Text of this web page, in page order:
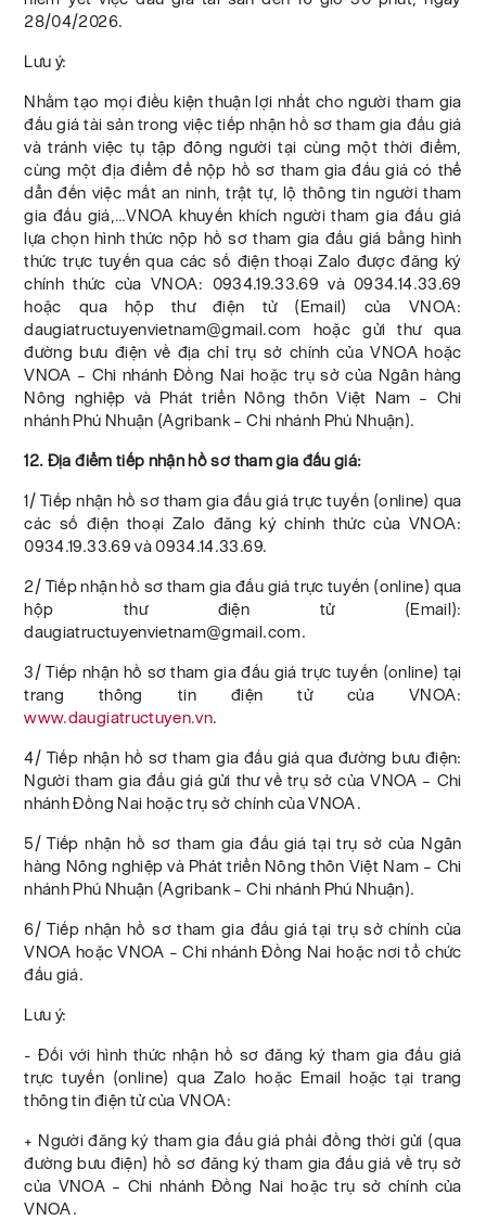
28/04/2026.
Lưu ý:
Nhằm tạo mọi điều kiện thuận lợi nhất cho người tham gia
đấu giá tài sản trong việc tiếp nhận hồ sơ tham gia đấu giá
và tránh việc tụ tập đông người tại cùng một thời điểm,
cùng một địa điểm để nộp hồ sơ tham gia đấu giá có thể
dẫn đến việc mất an ninh, trật tự, lộ thông tin người tham
gia đấu giá,…VNOA khuyến khích người tham gia đấu giá
lựa chọn hình thức nộp hồ sơ tham gia đấu giá bằng hình
thức trực tuyến qua các số điện thoại Zalo được đăng ký
chính thức của VNOA: 0934.19.33.69 và 0934.14.33.69
hoặc qua hộp thư điện tử (Email) của VNOA:
daugiatructuyenvietnam@gmail.com hoặc gửi thư qua
đường bưu điện về địa chỉ trụ sở chính của VNOA hoặc
VNOA – Chi nhánh Đồng Nai hoặc trụ sở của Ngân hàng
Nông nghiệp và Phát triển Nông thôn Việt Nam – Chi
nhánh Phú Nhuận (Agribank – Chi nhánh Phú Nhuận).
12. Địa điểm tiếp nhận hồ sơ tham gia đấu giá:
1/ Tiếp nhận hồ sơ tham gia đấu giá trực tuyến (online) qua
các số điện thoại Zalo đăng ký chính thức của VNOA:
0934.19.33.69 và 0934.14.33.69.
2/ Tiếp nhận hồ sơ tham gia đấu giá trực tuyến (online) qua
hộp thư điện tử (Email):
daugiatructuyenvietnam@gmail.com.
3/ Tiếp nhận hồ sơ tham gia đấu giá trực tuyến (online) tại
trang thông tin điện tử của VNOA:
www.daugiatructuyen.vn.
4/ Tiếp nhận hồ sơ tham gia đấu giá qua đường bưu điện:
Người tham gia đấu giá gửi thư về trụ sở của VNOA – Chi
nhánh Đồng Nai hoặc trụ sở chính của VNOA.
5/ Tiếp nhận hồ sơ tham gia đấu giá tại trụ sở của Ngân
hàng Nông nghiệp và Phát triển Nông thôn Việt Nam – Chi
nhánh Phú Nhuận (Agribank – Chi nhánh Phú Nhuận).
6/ Tiếp nhận hồ sơ tham gia đấu giá tại trụ sở chính của
VNOA hoặc VNOA – Chi nhánh Đồng Nai hoặc nơi tổ chức
đấu giá.
Lưu ý:
- Đối với hình thức nhận hồ sơ đăng ký tham gia đấu giá
trực tuyến (online) qua Zalo hoặc Email hoặc tại trang
thông tin điện tử của VNOA:
+ Người đăng ký tham gia đấu giá phải đồng thời gửi (qua
đường bưu điện) hồ sơ đăng ký tham gia đấu giá về trụ sở
của VNOA – Chi nhánh Đồng Nai hoặc trụ sở chính của
VNOA.